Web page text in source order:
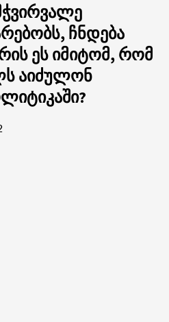
ჩნდება
ეს იმიტომ, რომ
აიძულონ